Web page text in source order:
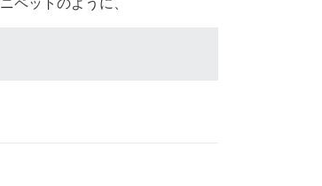
ペットのように、